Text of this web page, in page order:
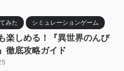
みた シミュレーションゲーム
楽しめる！『異世界のんび
徹底攻略ガイド